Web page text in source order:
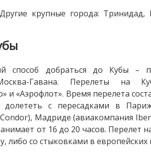
крупные города: Тринидад,
способ добраться до Кубы –
Гавана. Перелеты на
и «Аэрофлот». Время перелета
с пересадками в
Мадриде (авиакомпания
от 16 до 20 часов. Перелет
либо со стыковками в европейских